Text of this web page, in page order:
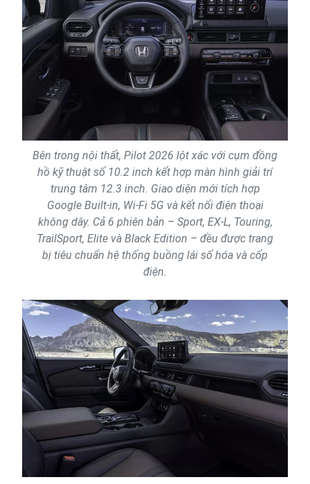
Bên trong nội thất, Pilot 2026 lột xác với cụm đồng
hồ kỹ thuật số 10.2 inch kết hợp màn hình giải trí
trung tâm 12.3 inch. Giao diện mới tích hợp
Google Built-in, Wi-Fi 5G và kết nối điện thoại
không dây. Cả 6 phiên bản – Sport, EX-L, Touring,
TrailSport, Elite và Black Edition – đều được trang
bị tiêu chuẩn hệ thống buồng lái số hóa và cốp
điện.